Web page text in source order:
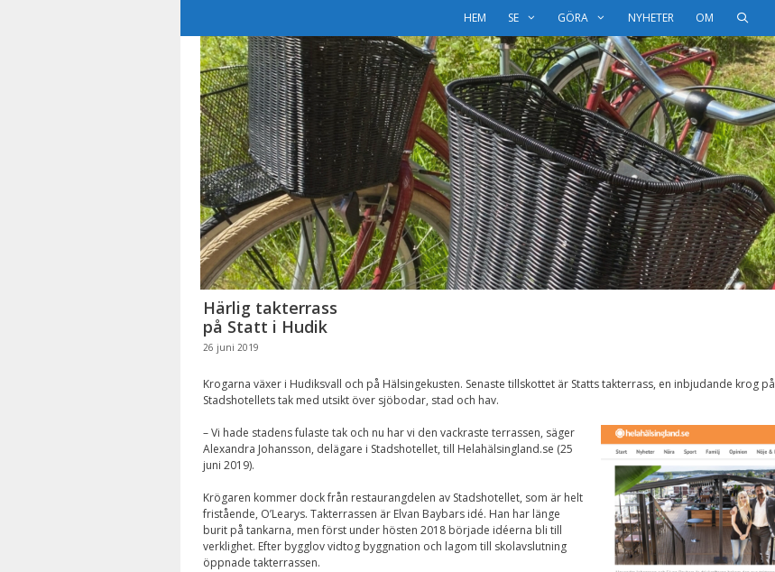
HEM SE GÖRA NYHETER OM
Härlig takterrass
på Statt i Hudik
26 juni 2019
Krogarna växer i Hudiksvall och på Hälsingekusten. Senaste tillskottet är Statts takterrass, en inbjudande krog på
Stadshotellets tak med utsikt över sjöbodar, stad och hav.
– Vi hade stadens fulaste tak och nu har vi den vackraste terrassen, säger
Alexandra Johansson, delägare i Stadshotellet, till Helahälsingland.se (25
juni 2019).
Krögaren kommer dock från restaurangdelen av Stadshotellet, som är helt
fristående, O’Learys. Takterrassen är Elvan Baybars idé. Han har länge
burit på tankarna, men först under hösten 2018 började idéerna bli till
verklighet. Efter bygglov vidtog byggnation och lagom till skolavslutning
öppnade takterrassen.
Dessa kakor går
inte att välja
bort. De behövs
för att
hemsidan över
huvud taget
ska fungera.